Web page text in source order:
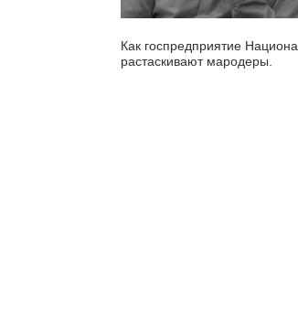
Как госпредприятие
растаскивают мародеры.